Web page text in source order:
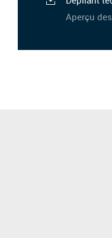
Aperçu